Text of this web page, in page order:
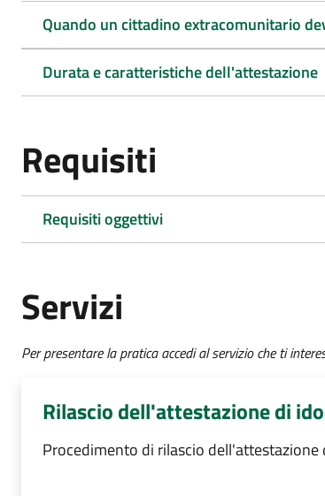
Quando un cittadino extracomunitario
Durata e caratteristiche dell'attestazione
Requisiti
Requisiti oggettivi
Servizi
Per presentare la pratica accedi al servizio che ti
Rilascio dell'attestazione di
Procedimento di rilascio